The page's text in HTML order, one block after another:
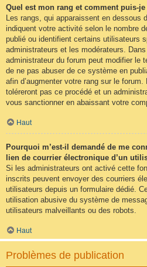
Quel est mon rang et comment puis-
Les rangs, qui apparaissent en dessous
indiquent votre activité selon le nombre
publié ou identifient certains utilisateurs
administrateurs et les modérateurs.
administrateur du forum peut modifier le
de ne pas abuser de ce système en
afin d’augmenter votre rang sur le
toléreront pas ce procédé et un
vous sanctionner en abaissant votre
Haut
Pourquoi m’est-il demandé de me
lien de courrier électronique d’un
Si les administrateurs ont activé cette
inscrits peuvent envoyer des courriers
utilisateurs depuis un formulaire dédié.
utilisation abusive du système de
utilisateurs malveillants ou des robots.
Haut
Problèmes de publication